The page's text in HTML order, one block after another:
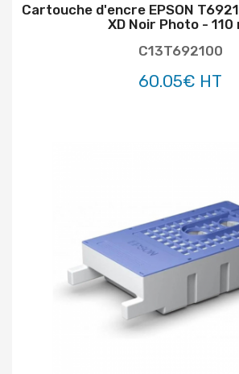
Cartouche d'encre EPSON
XD Noir Photo - 110
C13T692100
60.05€ HT